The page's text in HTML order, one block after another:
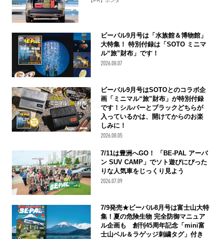
ビーパル9月号は「水族館＆博物館」
大特集！ 特別付録は「SOTO ミニマ
ル“旅”財布」です！
2026.08.07
ビーパル9月号はSOTOとのコラボ企
画「ミニマル“旅”財布」が特別付録
です！シルバーとブラックどちらが
入っているかは、開けてからのお楽
しみに！
2026.08.05
7/11は豊洲へGO！ 「BE-PAL アーバ
ン SUV CAMP」でソト遊びにぴった
りな人気車をじっくり見よう
2026.07.09
7/9発売★ビーパル8月号は富士山大特
集！夏の危険生物 完全防御マニュア
ル企画も 創刊45周年記念「mini富
士山ベル＆ラゲッジ刺繍タグ」付き